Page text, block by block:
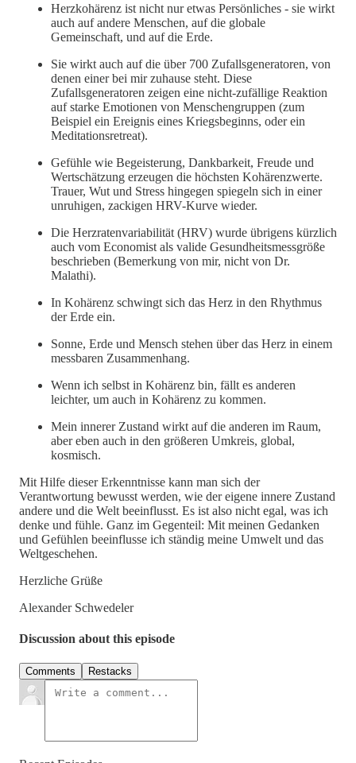
Herzkohärenz ist nicht nur etwas Persönliches - sie wirkt
auch auf andere Menschen, auf die globale
Gemeinschaft, und auf die Erde.
Sie wirkt auch auf die über 700 Zufallsgeneratoren, von
denen einer bei mir zuhause steht. Diese
Zufallsgeneratoren zeigen eine nicht-zufällige Reaktion
auf starke Emotionen von Menschengruppen (zum
Beispiel ein Ereignis eines Kriegsbeginns, oder ein
Meditationsretreat).
Gefühle wie Begeisterung, Dankbarkeit, Freude und
Wertschätzung erzeugen die höchsten Kohärenzwerte.
Trauer, Wut und Stress hingegen spiegeln sich in einer
unruhigen, zackigen HRV-Kurve wieder.
Die Herzratenvariabilität (HRV) wurde übrigens kürzlich
auch vom Economist als valide Gesundheitsmessgröße
beschrieben (Bemerkung von mir, nicht von Dr.
Malathi).
In Kohärenz schwingt sich das Herz in den Rhythmus
der Erde ein.
Sonne, Erde und Mensch stehen über das Herz in einem
messbaren Zusammenhang.
Wenn ich selbst in Kohärenz bin, fällt es anderen
leichter, um auch in Kohärenz zu kommen.
Mein innerer Zustand wirkt auf die anderen im Raum,
aber eben auch in den größeren Umkreis, global,
kosmisch.
Mit Hilfe dieser Erkenntnisse kann man sich der
Verantwortung bewusst werden, wie der eigene innere Zustand
andere und die Welt beeinflusst. Es ist also nicht egal, was ich
denke und fühle. Ganz im Gegenteil: Mit meinen Gedanken
und Gefühlen beeinflusse ich ständig meine Umwelt und das
Weltgeschehen.
Herzliche Grüße
Alexander Schwedeler
Discussion about this episode
Comments Restacks